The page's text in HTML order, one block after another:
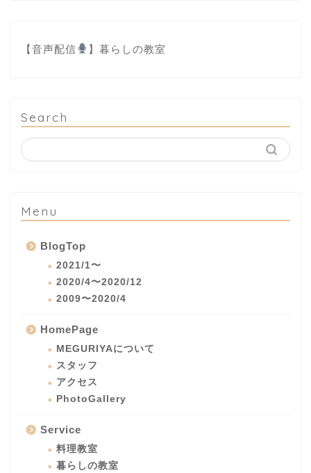
【音声配信 】暮らしの教室
Search
Menu
BlogTop
2021/1〜
2020/4〜2020/12
2009〜2020/4
HomePage
MEGURIYAについて
スタッフ
アクセス
PhotoGallery
Service
料理教室
暮らしの教室